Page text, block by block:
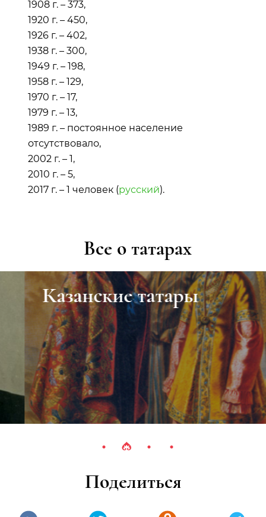
1908 г. – 373,
1920 г. – 450,
1926 г. – 402,
1938 г. – 300,
1949 г. – 198,
1958 г. – 129,
1970 г. – 17,
1979 г. – 13,
1989 г. – постоянное население
отсутствовало,
2002 г. – 1,
2010 г. – 5,
2017 г. – 1 человек (русский).
Все о татарах
Казанские татары
Поделиться